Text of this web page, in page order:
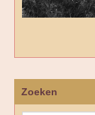
Zoeken